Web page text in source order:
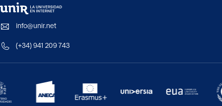
info@unir.net
(+34) 941 209 743